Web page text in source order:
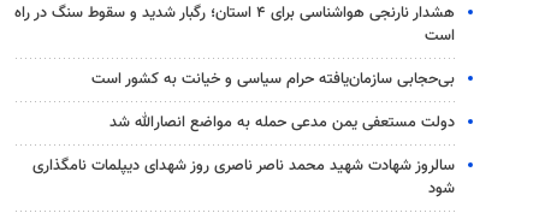
هشدار نارنجی هواشناسی برای ۴ استان؛ رگبار شدید و سقوط سنگ در راه
است
بی‌حجابی سازمان‌یافته حرام سیاسی و خیانت به کشور است
دولت مستعفی یمن مدعی حمله به مواضع انصارالله شد
سالروز شهادت شهید محمد ناصر ناصری روز شهدای دیپلمات نامگذاری
شود